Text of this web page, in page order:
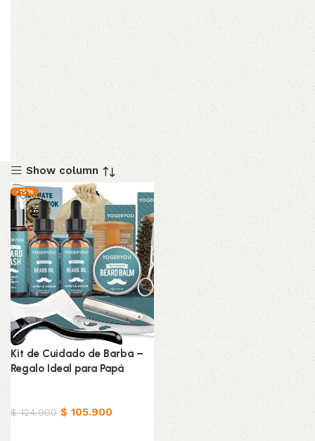
Show column
-15%
Kit de Cuidado de Barba –
Regalo Ideal para Papá
$124.000 $ 105.900